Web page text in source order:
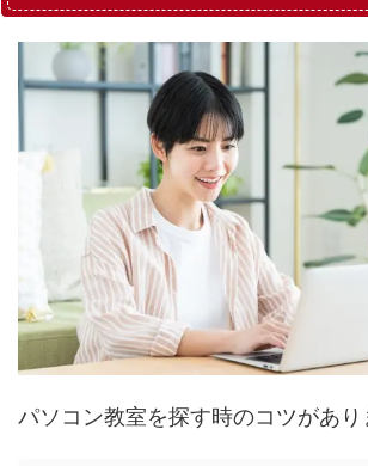
パソコン教室を探す時のコツがあり